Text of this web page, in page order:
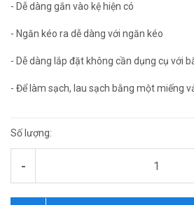
- Dễ dàng gắn vào kệ hiện có
- Ngăn kéo ra dễ dàng với ngăn kéo
- Dễ dàng lắp đặt không cần dụng cụ với
- Để làm sạch, lau sạch bằng một miếng
Số lượng:
-